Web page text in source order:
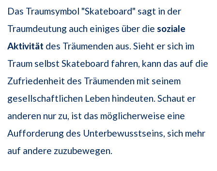
Das Traumsymbol "Skateboard" sagt in der
Traumdeutung auch einiges über die soziale
Aktivität des Träumenden aus. Sieht er sich im
Traum selbst Skateboard fahren, kann das auf die
Zufriedenheit des Träumenden mit seinem
gesellschaftlichen Leben hindeuten. Schaut er
anderen nur zu, ist das möglicherweise eine
Aufforderung des Unterbewusstseins, sich mehr
auf andere zuzubewegen.